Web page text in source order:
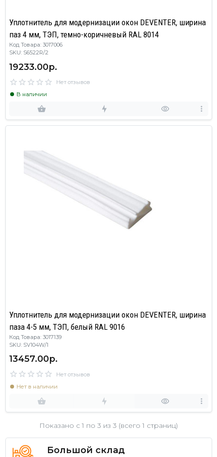
Уплотнитель для модернизации окон DEVENTER, ширина
паз 4 мм, ТЭП, темно-коричневый RAL 8014
Код Товара: 3017006
SKU: S6522R/2
19233.00р.
Нет отзывов
В наличии
Уплотнитель для модернизации окон DEVENTER, ширина
паза 4-5 мм, ТЭП, белый RAL 9016
Код Товара: 3017139
SKU: SV104W/1
13457.00р.
Нет отзывов
Нет в наличии
Показано с 1 по 3 из 3 (всего 1 страниц)
Большой склад